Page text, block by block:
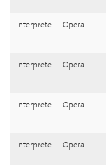
Interprete Opera
Interprete Opera
Interprete Opera
Interprete Opera